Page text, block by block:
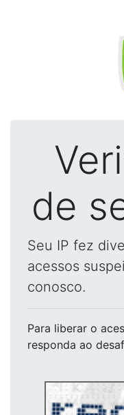
de
Seu IP fez
acessos
conosco.
Para liberar o
responda ao